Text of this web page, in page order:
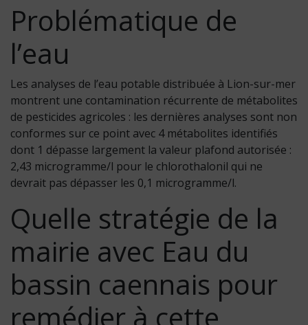
Problématique de
l’eau
Les analyses de l’eau potable distribuée à Lion-sur-mer
montrent une contamination récurrente de métabolites
de pesticides agricoles : les dernières analyses sont non
conformes sur ce point avec 4 métabolites identifiés
dont 1 dépasse largement la valeur plafond autorisée :
2,43 microgramme/l pour le chlorothalonil qui ne
devrait pas dépasser les 0,1 microgramme/l.
Quelle stratégie de la
mairie avec Eau du
bassin caennais pour
remédier à cette